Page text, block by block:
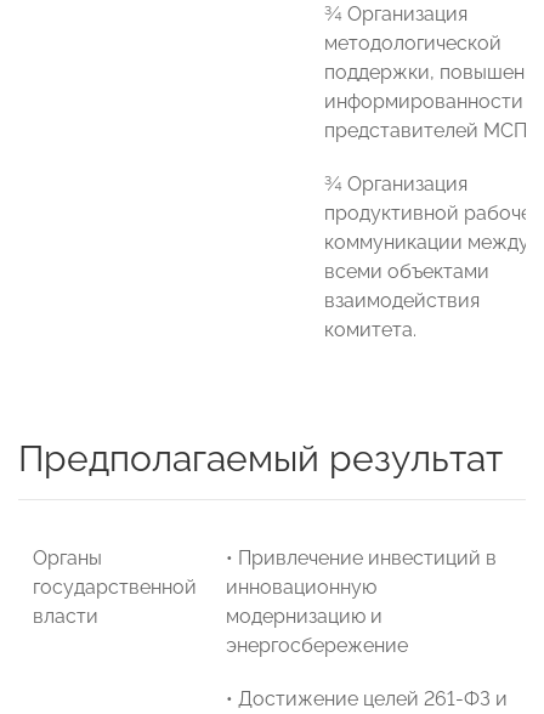
¾ Организация
методологической
поддержки,
информированности
представителей МСП.
¾ Организация
продуктивной рабочей
коммуникации между
всеми объектами
взаимодействия
комитета.
Предполагаемый результат
Органы
государственной
власти
• Привлечение инвестиций в
инновационную
модернизацию и
энергосбережение
• Достижение целей 261-ФЗ и